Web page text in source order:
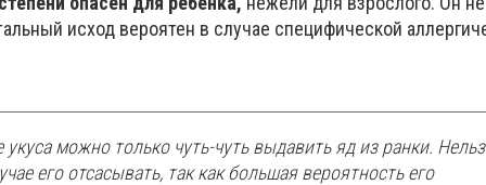
исход вероятен в случае специфической
укуса можно только чуть-чуть выдавить яд из ранки.
его отсасывать, так как большая вероятность его